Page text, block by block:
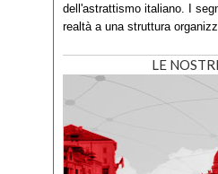
dell'astrattismo italiano. I
realtà a una struttura
LE